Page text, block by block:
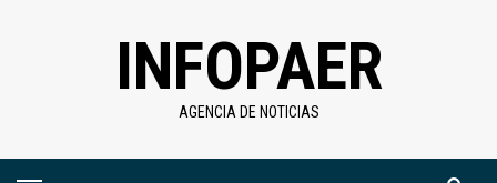
INFOPAER
AGENCIA DE NOTICIAS